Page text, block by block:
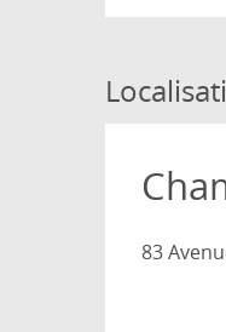
83